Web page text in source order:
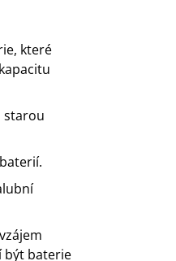
které
starou
být baterie